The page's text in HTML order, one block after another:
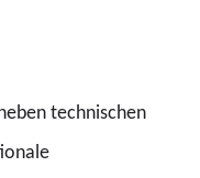
technischen